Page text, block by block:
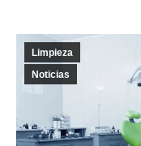
Limpieza
Noticias